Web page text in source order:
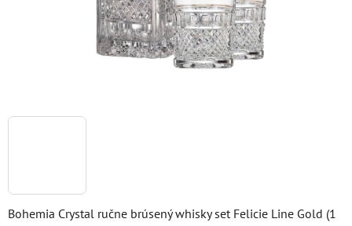
Bohemia Crystal ručne brúsený whisky set Felicie Line Gold (1